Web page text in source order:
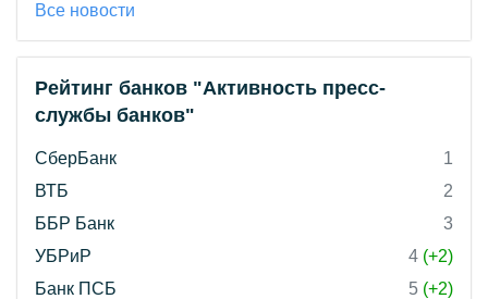
Все новости
Рейтинг банков "Активность пресс-
службы банков"
СберБанк
1
ВТБ
2
ББР Банк
3
УБРиР
4 (+2)
Банк ПСБ
5 (+2)